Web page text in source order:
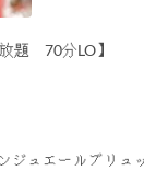
題 70分LO】
ジュエールブリュ